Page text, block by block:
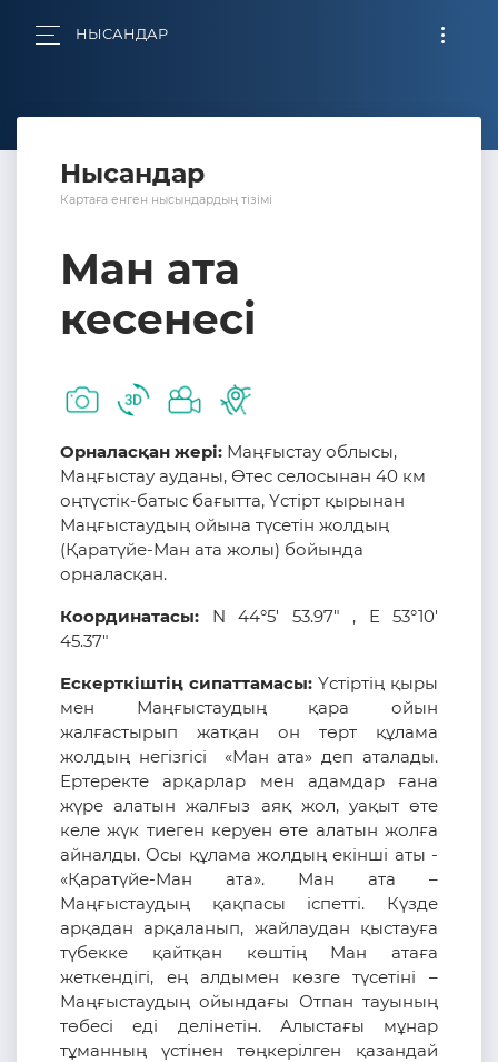
НЫСАНДАР
Нысандар
Картаға енген нысындардың тізімі
Ман ата
кесенесі
Орналасқан жері: Маңғыстау облысы,
Маңғыстау ауданы, Өтес селосынан 40 км
оңтүстік-батыс бағытта, Үстірт қырынан
Маңғыстаудың ойына түсетін жолдың
(Қаратүйе-Ман ата жолы) бойында
орналасқан.
Координатасы: N 44°5' 53.97" , E 53°10'
45.37"
Ескерткіштің сипаттамасы: Үстіртің қыры
мен Маңғыстаудың қара ойын
жалғастырып жатқан он төрт құлама
жолдың негізгісі «Ман ата» деп аталады.
Ертеректе арқарлар мен адамдар ғана
жүре алатын жалғыз аяқ жол, уақыт өте
келе жүк тиеген керуен өте алатын жолға
айналды. Осы құлама жолдың екінші аты -
«Қаратүйе-Ман ата». Ман ата –
Маңғыстаудың қақпасы іспетті. Күзде
арқадан арқаланып, жайлаудан қыстауға
түбекке қайтқан көштің Ман атаға
жеткендігі, ең алдымен көзге түсетіні –
Маңғыстаудың ойындағы Отпан тауының
төбесі еді делінетін. Алыстағы мұнар
тұманның үстінен төңкерілген қазандай